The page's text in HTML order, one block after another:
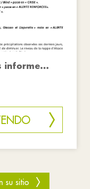
informe...
su sitio